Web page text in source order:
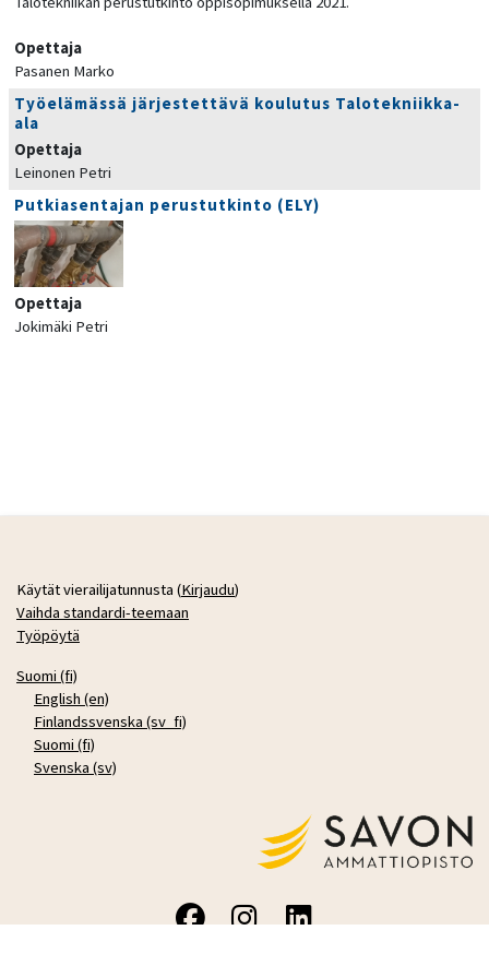
Opettaja
Pasanen Marko
Työelämässä järjestettävä koulutus Talotekniikka-
ala
Opettaja
Leinonen Petri
Putkiasentajan perustutkinto (ELY)
Opettaja
Jokimäki Petri
Käytät vierailijatunnusta (Kirjaudu)
Vaihda standardi-teemaan
Työpöytä
Suomi ‎(fi)‎
English ‎(en)‎
Finlandssvenska ‎(sv_fi)‎
Suomi ‎(fi)‎
Svenska ‎(sv)‎